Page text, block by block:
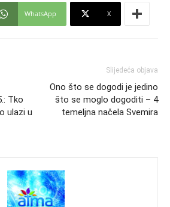
WhatsApp X
Tko
ulazi u
Slijedeća objava
Ono što se dogodi je jedino
što se moglo dogoditi – 4
temeljna načela Svemira